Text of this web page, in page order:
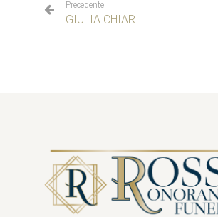
Precedente
GIULIA CHIARI